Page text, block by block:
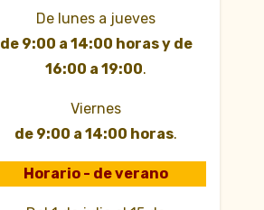
De lunes a jueves
de 9:00 a 14:00 horas y de
16:00 a 19:00.
Viernes
de 9:00 a 14:00 horas.
Horario - de verano